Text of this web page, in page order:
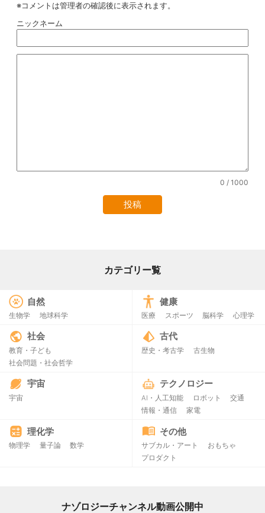
※コメントは管理者の確認後に表示されます。
ニックネーム
0 / 1000
カテゴリー覧
自然
生物学 地球科学
健康
医療 スポーツ 脳科学 心理学
社会
教育・子ども
社会問題・社会哲学
古代
歴史・考古学 古生物
宇宙
宇宙
テクノロジー
AI・人工知能 ロボット
交通
情報・通信
家電
理化学
物理学 量子論 数学
その他
サブカル・アート
おもちゃ
プロダクト
ナゾロジーチャンネル動画公開中